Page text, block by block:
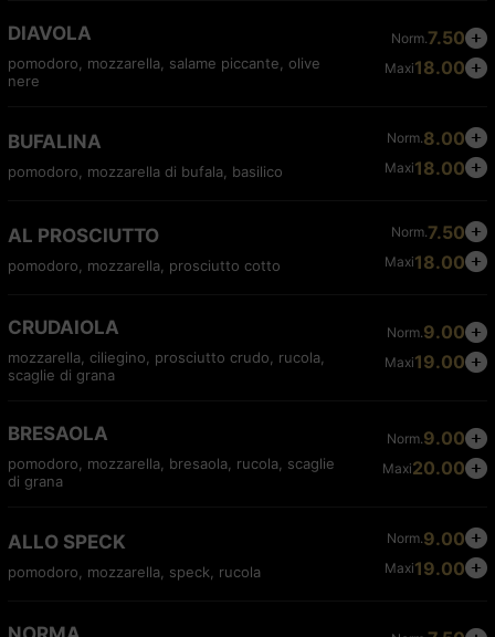
DIAVOLA
pomodoro, mozzarella, salame piccante, olive
nere
Norm.7.50
Maxi18.00
BUFALINA
pomodoro, mozzarella di bufala, basilico
Norm.8.00
Maxi18.00
AL PROSCIUTTO
pomodoro, mozzarella, prosciutto cotto
Norm.7.50
Maxi18.00
CRUDAIOLA
mozzarella, ciliegino, prosciutto crudo, rucola,
scaglie di grana
Norm.9.00
Maxi19.00
BRESAOLA
pomodoro, mozzarella, bresaola, rucola, scaglie
di grana
Norm.9.00
Maxi20.00
ALLO SPECK
pomodoro, mozzarella, speck, rucola
Norm.9.00
Maxi19.00